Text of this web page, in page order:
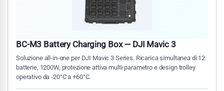
BC-M3 Battery Charging Box — DJI Mavic 3
Soluzione all-in-one per DJI Mavic 3 Series. Ricarica simultanea di 12
batterie, 1200W, protezione attiva multi-parametro e design trolley
operativo da -20°C a +60°C.